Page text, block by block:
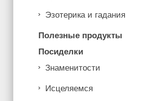
Эзотерика и гадания
Полезные продукты
Посиделки
Знаменитости
Иcцеляемся